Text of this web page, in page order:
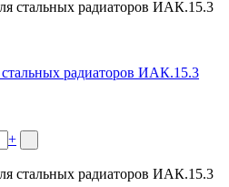
радиаторов ИАК.15.3
+